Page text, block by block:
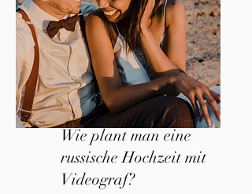
Wie plant man eine
russische Hochzeit mit
Videograf?